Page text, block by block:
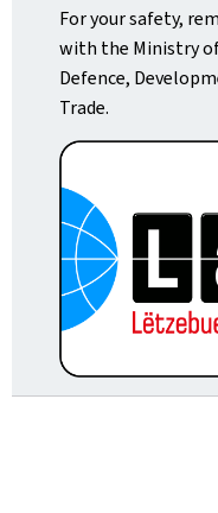
For your safety,
with the Ministry
Defence,
Trade.